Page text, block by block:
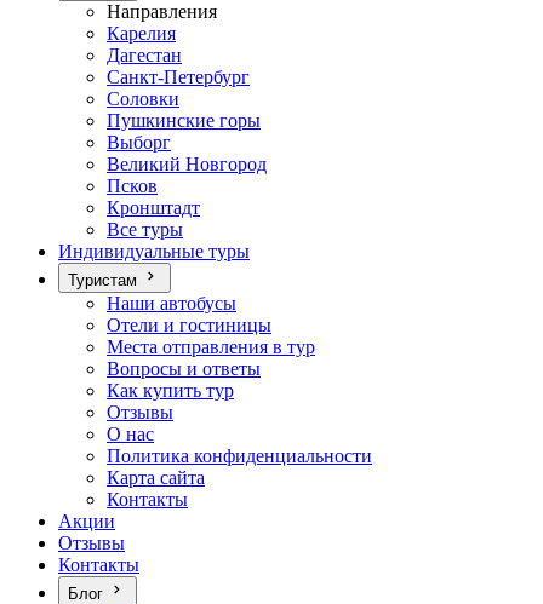
Направления
Карелия
Дагестан
Санкт-Петербург
Соловки
Пушкинские горы
Выборг
Великий Новгород
Псков
Кронштадт
Все туры
Индивидуальные туры
Туристам
Наши автобусы
Отели и гостиницы
Места отправления в тур
Вопросы и ответы
Как купить тур
Отзывы
О нас
Политика конфиденциальности
Карта сайта
Контакты
Акции
Отзывы
Контакты
Блог